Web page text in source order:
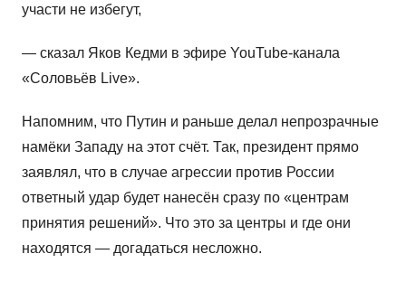
участи не избегут,
— сказал Яков Кедми в эфире YouTube-канала
«Соловьёв Live».
Напомним, что Путин и раньше делал непрозрачные
намёки Западу на этот счёт. Так, президент прямо
заявлял, что в случае агрессии против России
ответный удар будет нанесён сразу по «центрам
принятия решений». Что это за центры и где они
находятся — догадаться несложно.